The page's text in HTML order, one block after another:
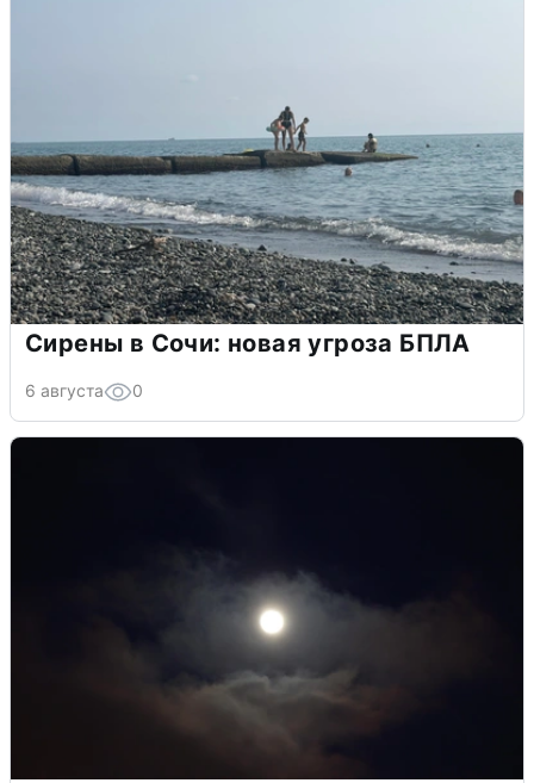
Сирены в Сочи: новая угроза БПЛА
6 августа 0